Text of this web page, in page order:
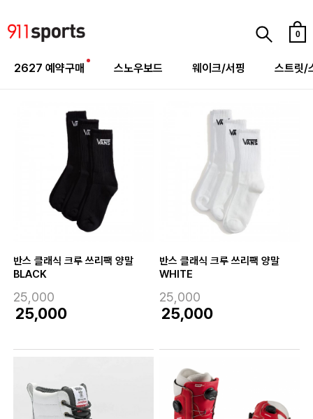
0
2627 예약구매 스노우보드 웨이크/서핑 스트릿/
반스 클래식 크루 쓰리팩 양말
BLACK
25,000
25,000
반스 클래식 크루 쓰리팩 양말
WHITE
25,000
25,000